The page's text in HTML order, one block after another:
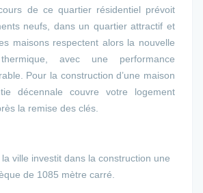
de ce quartier résidentiel prévoit
neufs, dans un quartier attractif et
maisons respectent alors la nouvelle
thermique, avec une performance
Pour la construction d’une maison
décennale couvre votre logement
la remise des clés.
ville investit dans la construction une
de 1085 mètre carré.